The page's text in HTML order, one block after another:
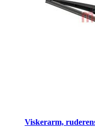
Viskerarm,